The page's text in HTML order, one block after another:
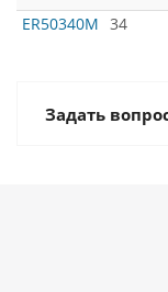
ER50340M 34
Задать